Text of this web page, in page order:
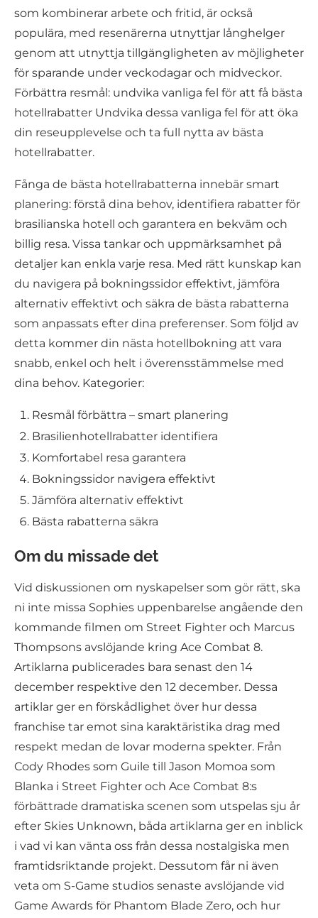
som kombinerar arbete och fritid, är också
populära, med resenärerna utnyttjar långhelger
genom att utnyttja tillgängligheten av möjligheter
för sparande under veckodagar och midveckor.
Förbättra resmål: undvika vanliga fel för att få bästa
hotellrabatter Undvika dessa vanliga fel för att öka
din reseupplevelse och ta full nytta av bästa
hotellrabatter.
Fånga de bästa hotellrabatterna innebär smart
planering: förstå dina behov, identifiera rabatter för
brasilianska hotell och garantera en bekväm och
billig resa. Vissa tankar och uppmärksamhet på
detaljer kan enkla varje resa. Med rätt kunskap kan
du navigera på bokningssidor effektivt, jämföra
alternativ effektivt och säkra de bästa rabatterna
som anpassats efter dina preferenser. Som följd av
detta kommer din nästa hotellbokning att vara
snabb, enkel och helt i överensstämmelse med
dina behov. Kategorier:
Resmål förbättra – smart planering
Brasilienhotellrabatter identifiera
Komfortabel resa garantera
Bokningssidor navigera effektivt
Jämföra alternativ effektivt
Bästa rabatterna säkra
Om du missade det
Vid diskussionen om nyskapelser som gör rätt, ska
ni inte missa Sophies uppenbarelse angående den
kommande filmen om Street Fighter och Marcus
Thompsons avslöjande kring Ace Combat 8.
Artiklarna publicerades bara senast den 14
december respektive den 12 december. Dessa
artiklar ger en förskådlighet över hur dessa
franchise tar emot sina karaktäristika drag med
respekt medan de lovar moderna spekter. Från
Cody Rhodes som Guile till Jason Momoa som
Blanka i Street Fighter och Ace Combat 8:s
förbättrade dramatiska scenen som utspelas sju år
efter Skies Unknown, båda artiklarna ger en inblick
i vad vi kan vänta oss från dessa nostalgiska men
framtidsriktande projekt. Dessutom får ni även
veta om S-Game studios senaste avslöjande vid
Game Awards för Phantom Blade Zero, och hur